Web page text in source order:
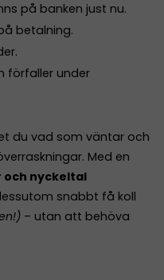
på banken just nu.
betalning.
förfaller under
du vad som väntar och
Med en
nyckeltal
snabbt få koll
– utan att behöva